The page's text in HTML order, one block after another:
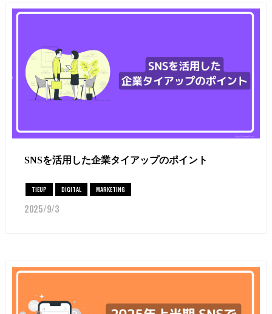
SNSを活用した企業タイアップのポイント
TIEUP DIGITAL MARKETING
2025/9/3